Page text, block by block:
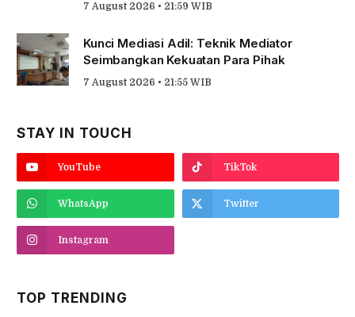
7 August 2026 • 21:59 WIB
Kunci Mediasi Adil: Teknik Mediator
Seimbangkan Kekuatan Para Pihak
7 August 2026 • 21:55 WIB
STAY IN TOUCH
YouTube TikTok
WhatsApp Twitter
Instagram
TOP TRENDING